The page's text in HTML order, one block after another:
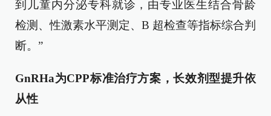
到儿童内分泌专科就诊，由专业医生结合骨龄
检测、性激素水平测定、B 超检查等指标综合判
断。”
GnRHa为CPP标准治疗方案，长效剂型提升依
从性